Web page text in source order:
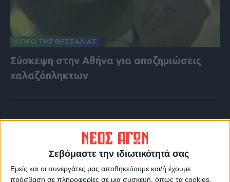
Σεβόμαστε την ιδιωτικότητά σας
Εμείς και οι συνεργάτες μας αποθηκεύουμε και/ή έχουμε
πρόσβαση σε πληροφορίες σε μια συσκευή, όπως τα cookies,
VIDEO ΤΗΣ ΘΕΣΣΑΛΙΑΣ
Σύσκεψη στην Αθήνα για αποζημιώσεις
χαλαζόπληκτων